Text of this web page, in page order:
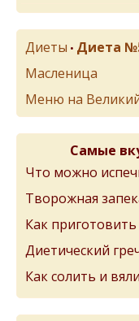
Диеты • Диета
Масленица
Меню на
Самые
Что можно
Творожная
Как
Диетический
Как солить и